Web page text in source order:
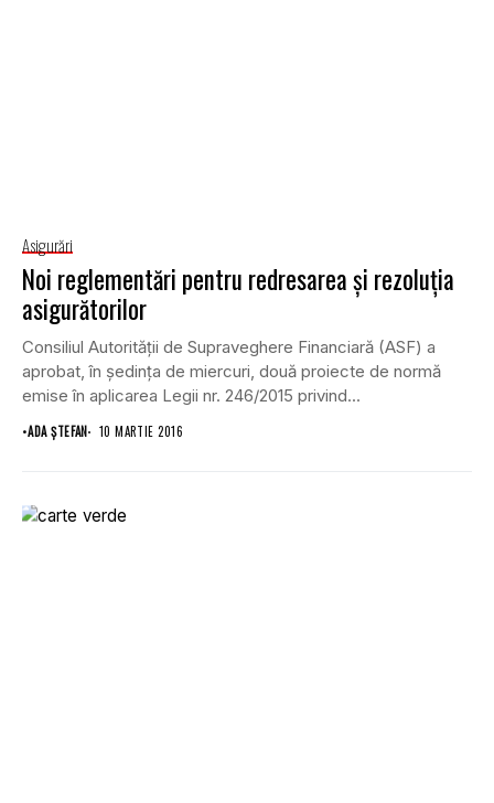
Asigurări
Noi reglementări pentru redresarea şi rezoluţia
asigurătorilor
Consiliul Autorităţii de Supraveghere Financiară (ASF) a
aprobat, în şedinţa de miercuri, două proiecte de normă
emise în aplicarea Legii nr. 246/2015 privind...
•ADA ȘTEFAN 10 MARTIE 2016